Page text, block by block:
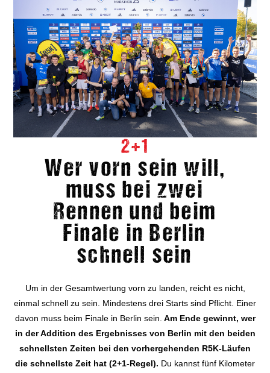
2+1
Wer vorn sein will,
muss bei zwei
Rennen und beim
Finale in Berlin
schnell sein
Um in der Gesamtwertung vorn zu landen, reicht es nicht,
einmal schnell zu sein. Mindestens drei Starts sind Pflicht. Einer
davon muss beim Finale in Berlin sein. Am Ende gewinnt, wer
in der Addition des Ergebnisses von Berlin mit den beiden
schnellsten Zeiten bei den vorhergehenden R5K-Läufen
die schnellste Zeit hat (2+1-Regel). Du kannst fünf Kilometer